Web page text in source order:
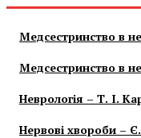
Медсестринство в
Медсестринство в
Неврологія – Т. І.
Нервові хвороби –